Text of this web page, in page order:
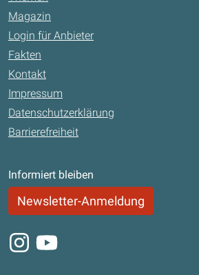
Magazin
Login für Anbieter
Fakten
Kontakt
Impressum
Datenschutzerklärung
Barrierefreiheit
Informiert bleiben
Newsletter-Anmeldung
Instagram
Youtube